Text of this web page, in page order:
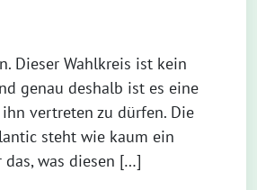
Dieser Wahlkreis ist kein
genau deshalb ist es eine
vertreten zu dürfen. Die
steht wie kaum ein
was diesen […]